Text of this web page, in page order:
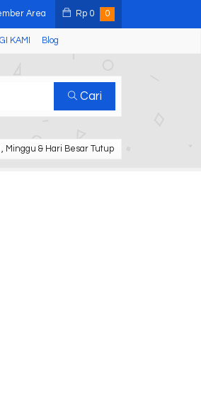
Area Rp 0 0
KAMI Blog
Cari
Minggu & Hari Besar Tutup